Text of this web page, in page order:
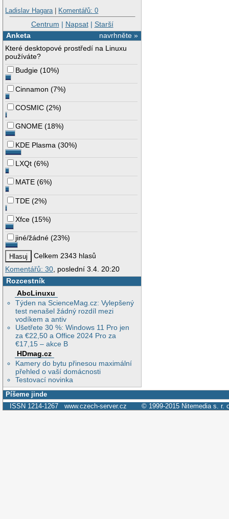
Ladislav Hagara| Komentářů: 0
Centrum | Napsat| Starší
navrhněte »
Anketa
Které desktopové prostředí na Linuxu
používáte?
Budgie (10%)
Cinnamon (7%)
COSMIC (2%)
GNOME (18%)
KDE Plasma (30%)
LXQt (6%)
MATE (6%)
TDE (2%)
Xfce (15%)
jiné/žádné (23%)
Celkem 2343 hlasů
Komentářů: 30 , poslední 3.4. 20:20
Rozcestník
AbcLinuxu
Týden na ScienceMag.cz: Vylepšený
test nenašel žádný rozdíl mezi
vodíkem a antiv
Ušetřete 30 %: Windows 11 Pro jen
za €22,50 a Office 2024 Pro za
€17,15 – akce B
HDmag.cz
Kamery do bytu přinesou maximální
přehled o vaší domácnosti
Testovací novinka
Píšeme jinde
ISSN 1214-1267 www.czech-server.cz © 1999-2015 Nitemedia s. r.